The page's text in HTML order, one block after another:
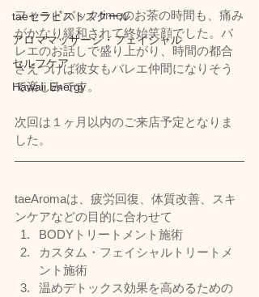
taeセラピストスクール
アロママッサージ・フェイシャル
セルフケア
Hawaii Energy
フィードバックtimeのお茶の時間も、痛み
がかなり緩和されて終始笑顔でした。バ
レエのお話しで盛り上がり、時間の都合
さえつけば彼女もバレエ仲間になりそう
で楽しみです。
次回は１ヶ月以内のご来店予定となりま
した。
taeAromaは、疲労回復、体質改善、スキ
ンケアなどの目的に合わせて
BODYトリートメント施術
カスタム・フェイシャルトリートメ
ント施術
温めデトックス効果を高めるための